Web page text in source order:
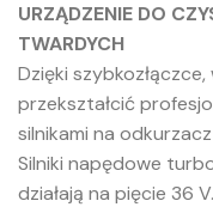
URZĄDZENIE DO
TWARDYCH
Dzięki
przekształcić
silnikami na
Silniki napędowe
działają na pięcie 36